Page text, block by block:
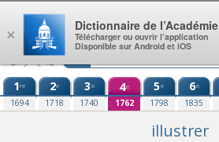
Aller au contenu
1re
1694
2e
1718
3e
1740
4e
1762
5e
1798
6e
1835
illustrer
×
Dictionnaire de l’Académie
Télécharger ou ouvrir l’application
Disponible sur Android et iOS